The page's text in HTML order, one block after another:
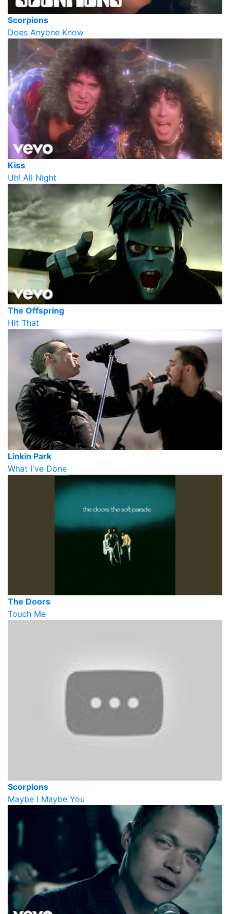
Scorpions
Does Anyone Know
Kiss
Uh! All Night
The Offspring
Hit That
Linkin Park
What I've Done
The Doors
Touch Me
Scorpions
Maybe I Maybe You